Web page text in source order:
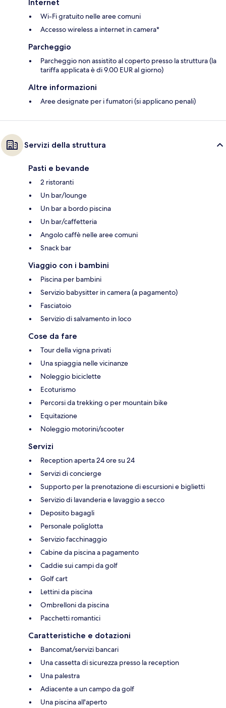
Internet
Wi-Fi gratuito nelle aree comuni
Accesso wireless a internet in camera*
Parcheggio
Parcheggio non assistito al coperto presso la struttura (la
tariffa applicata è di 9.00 EUR al giorno)
Altre informazioni
Aree designate per i fumatori (si applicano penali)
Servizi della struttura
Pasti e bevande
2 ristoranti
Un bar/lounge
Un bar a bordo piscina
Un bar/caffetteria
Angolo caffè nelle aree comuni
Snack bar
Viaggio con i bambini
Piscina per bambini
Servizio babysitter in camera (a pagamento)
Fasciatoio
Servizio di salvamento in loco
Cose da fare
Tour della vigna privati
Una spiaggia nelle vicinanze
Noleggio biciclette
Ecoturismo
Percorsi da trekking o per mountain bike
Equitazione
Noleggio motorini/scooter
Servizi
Reception aperta 24 ore su 24
Servizi di concierge
Supporto per la prenotazione di escursioni e biglietti
Servizio di lavanderia e lavaggio a secco
Deposito bagagli
Personale poliglotta
Servizio facchinaggio
Cabine da piscina a pagamento
Caddie sui campi da golf
Golf cart
Lettini da piscina
Ombrelloni da piscina
Pacchetti romantici
Caratteristiche e dotazioni
Bancomat/servizi bancari
Una cassetta di sicurezza presso la reception
Una palestra
Adiacente a un campo da golf
Una piscina all'aperto